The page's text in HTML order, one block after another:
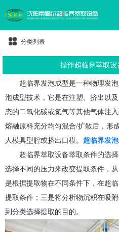
分类列表
操作超临界萃取设
超临界发泡成型是一种物理发
泡成型技术，它是在注塑、挤出以
态的二氧化碳或氮气等其他气体注
熔融原料充分均匀混合/扩散后，形
人模具型腔或挤出口模。 超临界发
超临界萃取设备萃取条件的选
选择不同的压力来改变提取条件，
是根据提取物在不同条件下，在超
提取条件；三是将分析物沉积在吸
到分类选择提取的目的。